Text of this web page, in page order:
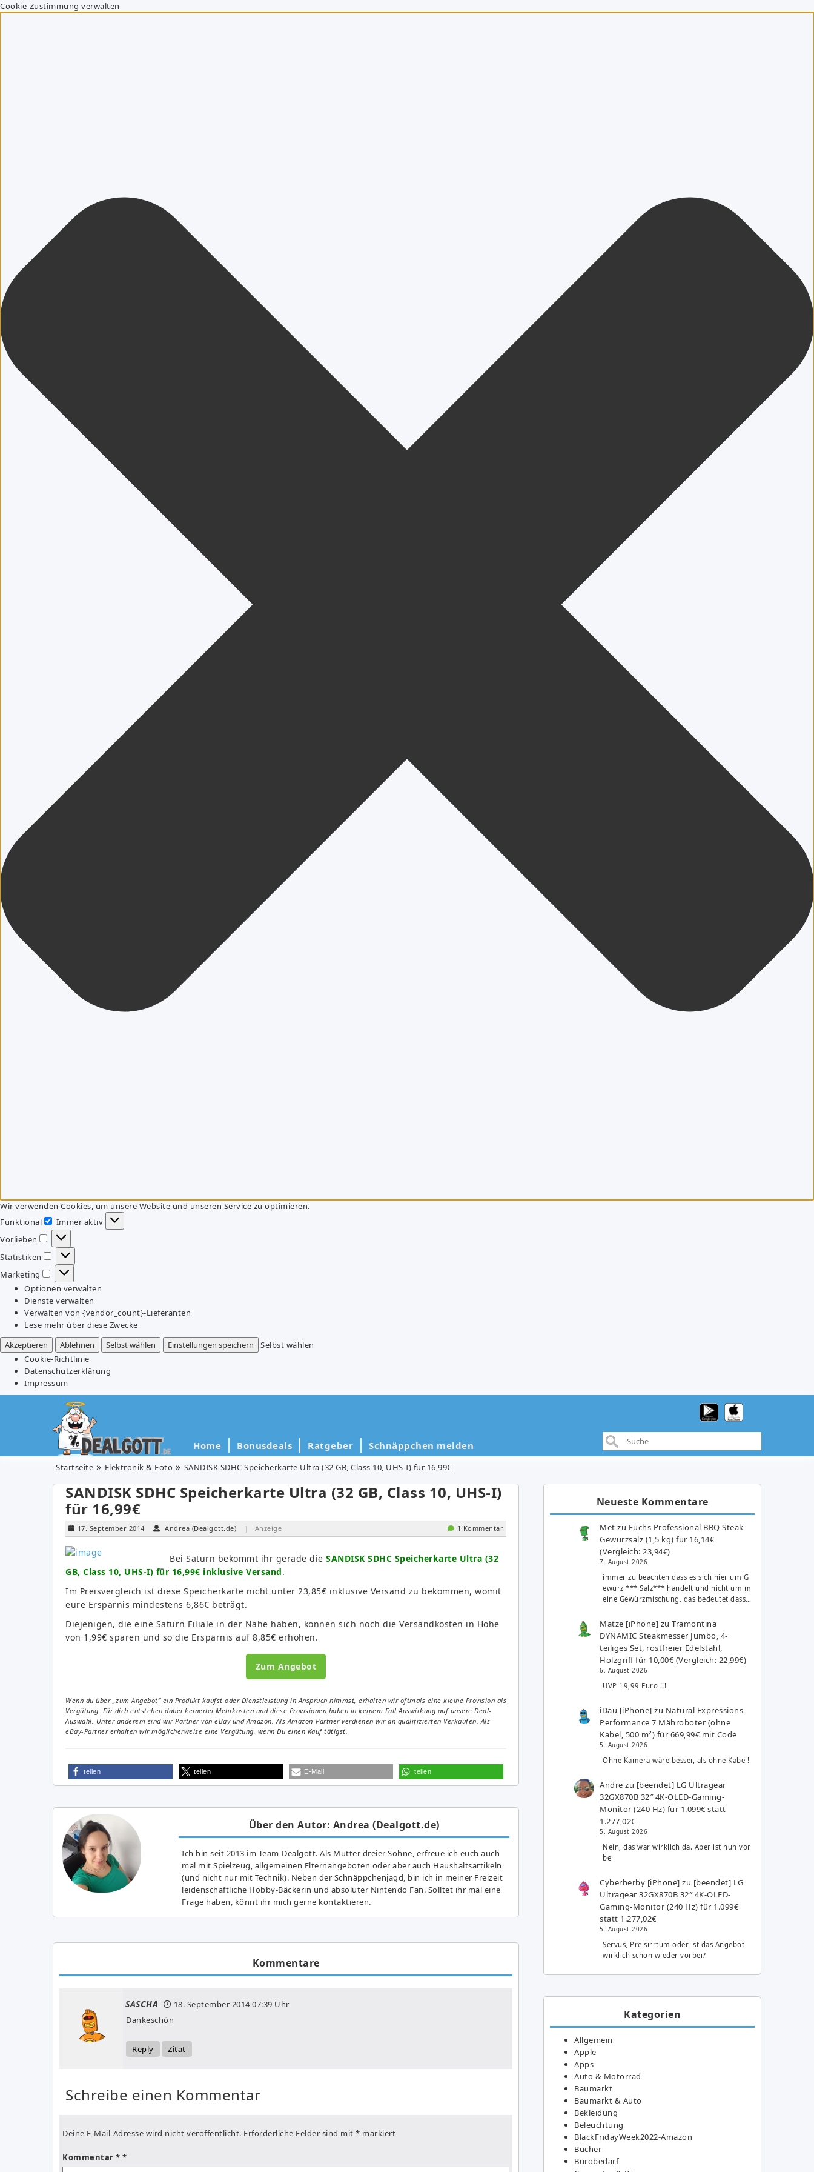
Cookie-Zustimmung verwalten
Wir verwenden Cookies, um unsere Website und unseren Service zu optimieren.
Funktional
Funktional
Immer aktiv
Vorlieben
Vorlieben
Statistiken
Statistiken
Marketing
Marketing
Optionen verwalten
Dienste verwalten
Verwalten von {vendor_count}-Lieferanten
Lese mehr über diese Zwecke
Akzeptieren
Ablehnen Selbst wählen Einstellungen speichern
Selbst wählen
Cookie-Richtlinie
Datenschutzerklärung
Impressum
Home Bonusdeals Ratgeber Schnäppchen melden
Startseite Elektronik & Foto SANDISK SDHC Speicherkarte Ultra (32 GB, Class 10, UHS-I) für 16,99€
SANDISK SDHC Speicherkarte Ultra (32 GB, Class 10, UHS-I)
für 16,99€
17. September 2014 Andrea (Dealgott.de) | Anzeige 1 Kommentar
Bei Saturn bekommt ihr gerade die SANDISK SDHC Speicherkarte Ultra (32
GB, Class 10, UHS-I) für 16,99€ inklusive Versand.
Im Preisvergleich ist diese Speicherkarte nicht unter 23,85€ inklusive Versand zu bekommen, womit
eure Ersparnis mindestens 6,86€ beträgt.
Diejenigen, die eine Saturn Filiale in der Nähe haben, können sich noch die Versandkosten in Höhe
von 1,99€ sparen und so die Ersparnis auf 8,85€ erhöhen.
Zum Angebot
Wenn du über „zum Angebot“ ein Produkt kaufst oder Dienstleistung in Anspruch nimmst, erhalten wir oftmals eine kleine Provision als
Vergütung. Für dich entstehen dabei keinerlei Mehrkosten und diese Provisionen haben in keinem Fall Auswirkung auf unsere Deal-
Auswahl. Unter anderem sind wir Partner von eBay und Amazon. Als Amazon-Partner verdienen wir an qualifizierten Verkäufen. Als
eBay-Partner erhalten wir möglicherweise eine Vergütung, wenn Du einen Kauf tätigst.
teilen teilen E-Mail teilen
Über den Autor: Andrea (Dealgott.de)
Ich bin seit 2013 im Team-Dealgott. Als Mutter dreier Söhne, erfreue ich euch auch
mal mit Spielzeug, allgemeinen Elternangeboten oder aber auch Haushaltsartikeln
(und nicht nur mit Technik). Neben der Schnäppchenjagd, bin ich in meiner Freizeit
leidenschaftliche Hobby-Bäckerin und absoluter Nintendo Fan. Solltet ihr mal eine
Frage haben, könnt ihr mich gerne kontaktieren.
Kommentare
SASCHA 18. September 201407:39 Uhr
Dankeschön
Reply Zitat
Schreibe einen Kommentar
Deine E-Mail-Adresse wird nicht veröffentlicht. Erforderliche Felder sind mit * markiert
Kommentar *
Neueste Kommentare
Met zu Fuchs Professional BBQ Steak
Gewürzsalz (1,5 kg) für 16,14€
(Vergleich: 23,94€)
7. August 2026
immer zu beachten dass es sich hier um G
ewürz *** Salz*** handelt und nicht um m
eine Gewürzmischung. das bedeutet dass…
Matze [iPhone] zuTramontina
DYNAMIC Steakmesser Jumbo, 4-
teiliges Set, rostfreier Edelstahl,
Holzgriff für 10,00€ (Vergleich: 22,99€)
6. August 2026
UVP 19,99 Euro !!!
iDau [iPhone] zu Natural Expressions
Performance 7 Mähroboter (ohne
Kabel, 500 m²) für 669,99€ mit Code
5. August 2026
Ohne Kamera wäre besser, als ohne Kabel!
Andre zu [beendet] LG Ultragear
32GX870B 32″ 4K-OLED-Gaming-
Monitor (240 Hz) für 1.099€ statt
1.277,02€
5. August 2026
Nein, das war wirklich da. Aber ist nun vor
bei
Cyberherby [iPhone] zu [beendet] LG
Ultragear 32GX870B 32″ 4K-OLED-
Gaming-Monitor (240 Hz) für 1.099€
statt 1.277,02€
5. August 2026
Servus, Preisirrtum oder ist das Angebot
wirklich schon wieder vorbei?
Kategorien
Allgemein
Apple
Apps
Auto & Motorrad
Baumarkt
Baumarkt & Auto
Bekleidung
Beleuchtung
BlackFridayWeek2022-Amazon
Bücher
Bürobedarf